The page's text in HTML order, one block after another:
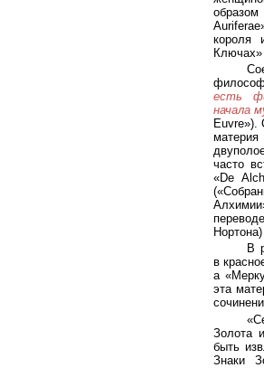
короля
есть
начала
Euvre»).
материя
часто
«De
В
в
а
эта
Золота
быть
Знаки